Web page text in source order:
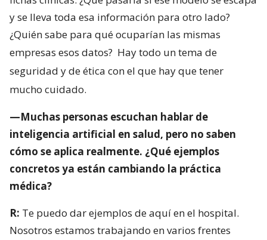
y se lleva toda esa información para otro lado?
¿Quién sabe para qué ocuparían las mismas
empresas esos datos? Hay todo un tema de
seguridad y de ética con el que hay que tener
mucho cuidado.
—Muchas personas escuchan hablar de
inteligencia artificial en salud, pero no saben
cómo se aplica realmente. ¿Qué ejemplos
concretos ya están cambiando la práctica
médica?
R: Te puedo dar ejemplos de aquí en el hospital.
Nosotros estamos trabajando en varios frentes